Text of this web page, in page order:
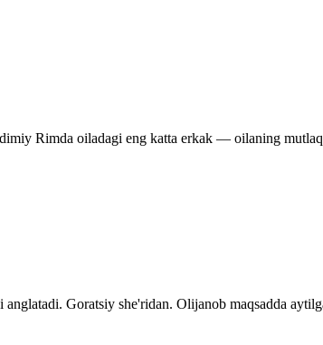
Rimda oiladagi eng katta erkak — oilaning
Goratsiy she'ridan. Olijanob maqsadda